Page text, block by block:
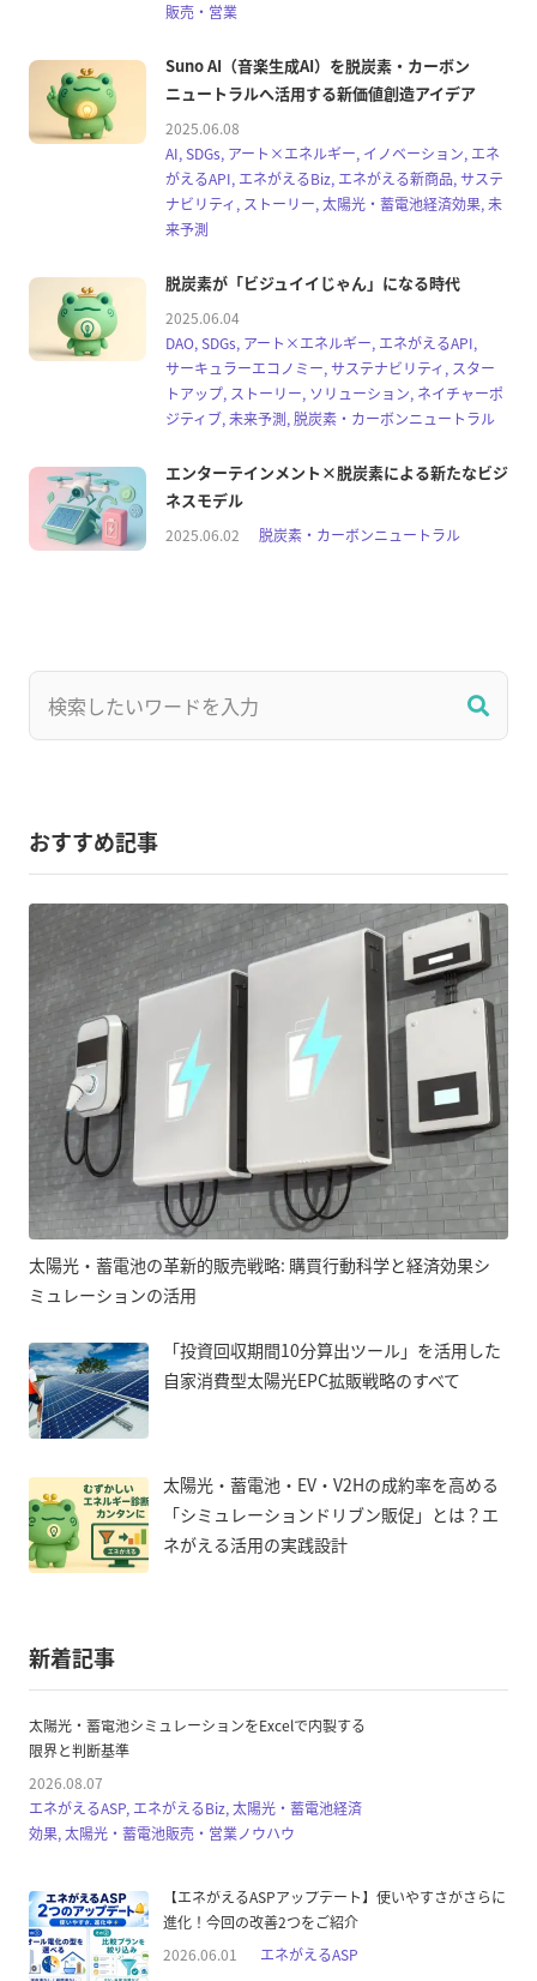
販売・営業
Suno AI（音楽生成AI）を脱炭素・カーボン
ニュートラルへ活用する新価値創造アイデア
2025.06.08
AI, SDGs, アート×エネルギー, イノベーション, エネ
がえるAPI, エネがえるBiz, エネがえる新商品, サステ
ナビリティ, ストーリー, 太陽光・蓄電池経済効果, 未
来予測
脱炭素が「ビジュイイじゃん」になる時代
2025.06.04
DAO, SDGs, アート×エネルギー, エネがえるAPI,
サーキュラーエコノミー, サステナビリティ, スター
トアップ, ストーリー, ソリューション, ネイチャーポ
ジティブ, 未来予測, 脱炭素・カーボンニュートラル
エンターテインメント×脱炭素による新たなビジ
ネスモデル
2025.06.02 脱炭素・カーボンニュートラル
おすすめ記事
太陽光・蓄電池の革新的販売戦略: 購買行動科学と経済効果シ
ミュレーションの活用
「投資回収期間10分算出ツール」を活用した
自家消費型太陽光EPC拡販戦略のすべて
太陽光・蓄電池・EV・V2Hの成約率を高める
「シミュレーションドリブン販促」とは？エ
ネがえる活用の実践設計
新着記事
太陽光・蓄電池シミュレーションをExcelで内製する
限界と判断基準
2026.08.07
エネがえるASP, エネがえるBiz, 太陽光・蓄電池経済
効果, 太陽光・蓄電池販売・営業ノウハウ
【エネがえるASPアップデート】使いやすさがさらに
進化！今回の改善2つをご紹介
2026.06.01
エネがえるASP